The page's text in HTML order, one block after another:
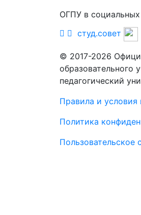
ОГПУ в социальных
студ.совет
© 2017-2026
образовательного
педагогический
Правила и условия
Политика
Пользовательское